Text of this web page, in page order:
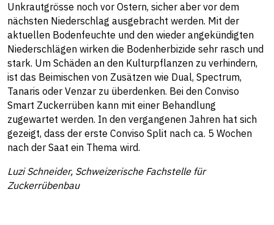
Unkrautgrösse noch vor Ostern, sicher aber vor dem
nächsten Niederschlag ausgebracht werden. Mit der
aktuellen Bodenfeuchte und den wieder angekündigten
Niederschlägen wirken die Bodenherbizide sehr rasch und
stark. Um Schäden an den Kulturpflanzen zu verhindern,
ist das Beimischen von Zusätzen wie Dual, Spectrum,
Tanaris oder Venzar zu überdenken. Bei den Conviso
Smart Zuckerrüben kann mit einer Behandlung
zugewartet werden. In den vergangenen Jahren hat sich
gezeigt, dass der erste Conviso Split nach ca. 5 Wochen
nach der Saat ein Thema wird.
Luzi Schneider, Schweizerische Fachstelle für
Zuckerrübenbau